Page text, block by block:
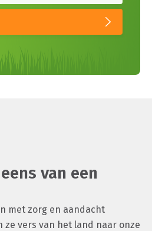
van een
met zorg en aandacht
ze vers van het land naar onze